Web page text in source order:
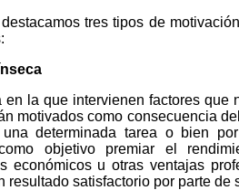
tres tipos de
en la que intervienen factores que
motivados como consecuencia
determinada tarea o bien
objetivo premiar el
económicos u otras ventajas
resultado satisfactorio por parte de